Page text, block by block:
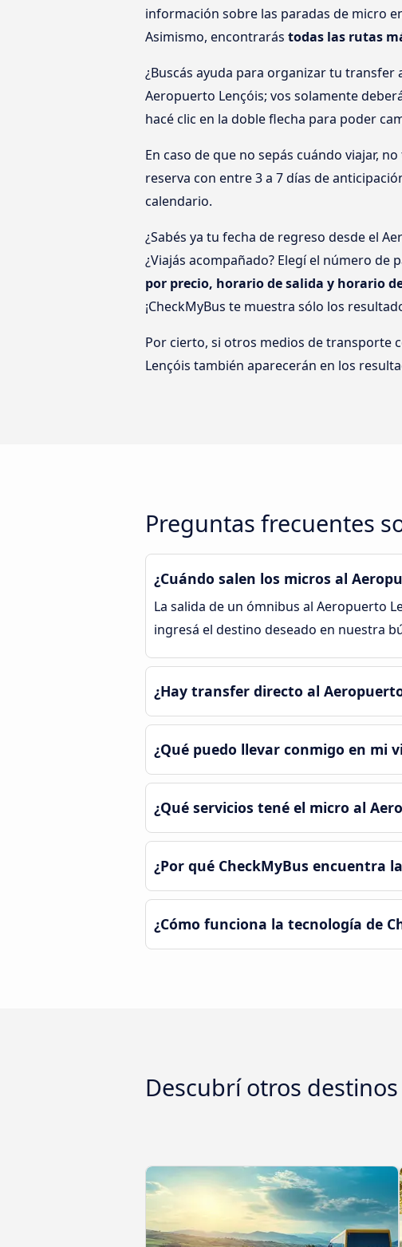
información sobre las paradas de micro
Asimismo, encontrarás todas las rutas
¿Buscás ayuda para organizar tu
Aeropuerto Lençóis; vos solamente
hacé clic en la doble flecha para poder
En caso de que no sepás cuándo viajar,
reserva con entre 3 a 7 días de
calendario.
¿Sabés ya tu fecha de regreso desde el
¿Viajás acompañado? Elegí el número
por precio, horario de salida y horario
¡CheckMyBus te muestra sólo los
Por cierto, si otros medios de transporte
Lençóis también aparecerán en los
Preguntas frecuentes
¿Cuándo salen los micros al
La salida de un ómnibus al Aeropuerto
ingresá el destino deseado en nuestra
¿Hay transfer directo al
¿Qué puedo llevar conmigo en mi
¿Qué servicios tené el micro al
¿Por qué CheckMyBus encuentra
¿Cómo funciona la tecnología de
Descubrí otros